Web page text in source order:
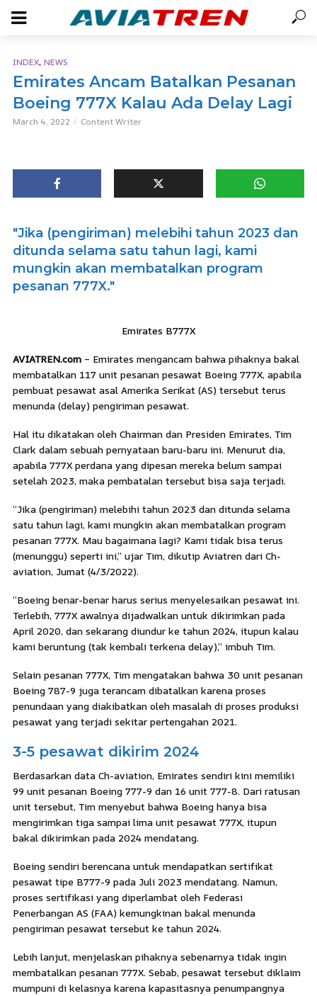
INDEX, NEWS
Emirates Ancam Batalkan Pesanan
Boeing 777X Kalau Ada Delay Lagi
March 4, 2022 Content Writer
"Jika (pengiriman) melebihi tahun 2023 dan
ditunda selama satu tahun lagi, kami
mungkin akan membatalkan program
pesanan 777X."
Emirates B777X
AVIATREN.com – Emirates mengancam bahwa pihaknya bakal
membatalkan 117 unit pesanan pesawat Boeing 777X, apabila
pembuat pesawat asal Amerika Serikat (AS) tersebut terus
menunda (delay) pengiriman pesawat.
Hal itu dikatakan oleh Chairman dan Presiden Emirates, Tim
Clark dalam sebuah pernyataan baru-baru ini. Menurut dia,
apabila 777X perdana yang dipesan mereka belum sampai
setelah 2023, maka pembatalan tersebut bisa saja terjadi.
“Jika (pengiriman) melebihi tahun 2023 dan ditunda selama
satu tahun lagi, kami mungkin akan membatalkan program
pesanan 777X. Mau bagaimana lagi? Kami tidak bisa terus
(menunggu) seperti ini,” ujar Tim, dikutip Aviatren dari Ch-
aviation, Jumat (4/3/2022).
“Boeing benar-benar harus serius menyelesaikan pesawat ini.
Terlebih, 777X awalnya dijadwalkan untuk dikirimkan pada
April 2020, dan sekarang diundur ke tahun 2024, itupun kalau
kami beruntung (tak kembali terkena delay),” imbuh Tim.
Selain pesanan 777X, Tim mengatakan bahwa 30 unit pesanan
Boeing 787-9 juga terancam dibatalkan karena proses
penundaan yang diakibatkan oleh masalah di proses produksi
pesawat yang terjadi sekitar pertengahan 2021.
3-5 pesawat dikirim 2024
Berdasarkan data Ch-aviation, Emirates sendiri kini memiliki
99 unit pesanan Boeing 777-9 dan 16 unit 777-8. Dari ratusan
unit tersebut, Tim menyebut bahwa Boeing hanya bisa
mengirimkan tiga sampai lima unit pesawat 777X, itupun
bakal dikirimkan pada 2024 mendatang.
Boeing sendiri berencana untuk mendapatkan sertifikat
pesawat tipe B777-9 pada Juli 2023 mendatang. Namun,
proses sertifikasi yang diperlambat oleh Federasi
Penerbangan AS (FAA) kemungkinan bakal menunda
pengiriman pesawat tersebut ke tahun 2024.
Lebih lanjut, menjelaskan pihaknya sebenarnya tidak ingin
membatalkan pesanan 777X. Sebab, pesawat tersebut diklaim
mumpuni di kelasnya karena kapasitasnya penumpangnya